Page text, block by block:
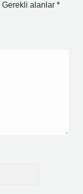
Gerekli alanlar *